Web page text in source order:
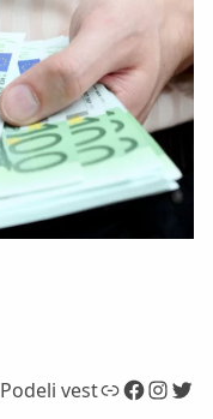
Podeli vestLink Facebook InstagramTwitter